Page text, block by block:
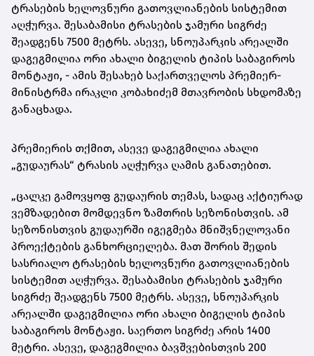
ტრასების ხელოვნური გათოვლიანების სისტემით
აღჭურვა. შესაბამისი ტრასების ჯამური სიგრძე
შეადგენს 7500 მეტრს. ასევე, სნოუპარკის არეალში
დაგეგმილია ორი ახალი ბიგელის ტიპის საბაგიროს
მონტაჟი, - ამის შესახებ საქართველოს პრემიერ-
მინისტრმა ირაკლი კობახიძემ მთავრობის სხდომაზე
განაცხადა.
პრემიერის თქმით, ასევე დაგეგმილია ახალი
„გუდაურას“ ტრასის აღჭურვა ღამის განათებით.
„ცალკე გამოვყოფ გუდაურის თემას, სადაც აქტიურად
ვემზადებით მომდევნო ზამთრის სეზონისთვის. ამ
სეზონისთვის გუდაურში იგეგმება მნიშვნელოვანი
პროექტების განხორციელება. მათ შორის შედის
სასრიალო ტრასების ხელოვნური გათოვლიანების
სისტემით აღჭურვა. შესაბამისი ტრასების ჯამური
სიგრძე შეადგენს 7500 მეტრს. ასევე, სნოუპარკის
არეალში დაგეგმილია ორი ახალი ბიგელის ტიპის
საბაგიროს მონტაჟი. საერთო სიგრძე არის 1400
მეტრი. ასევე, დაგეგმილია ბავშვებისთვის 200